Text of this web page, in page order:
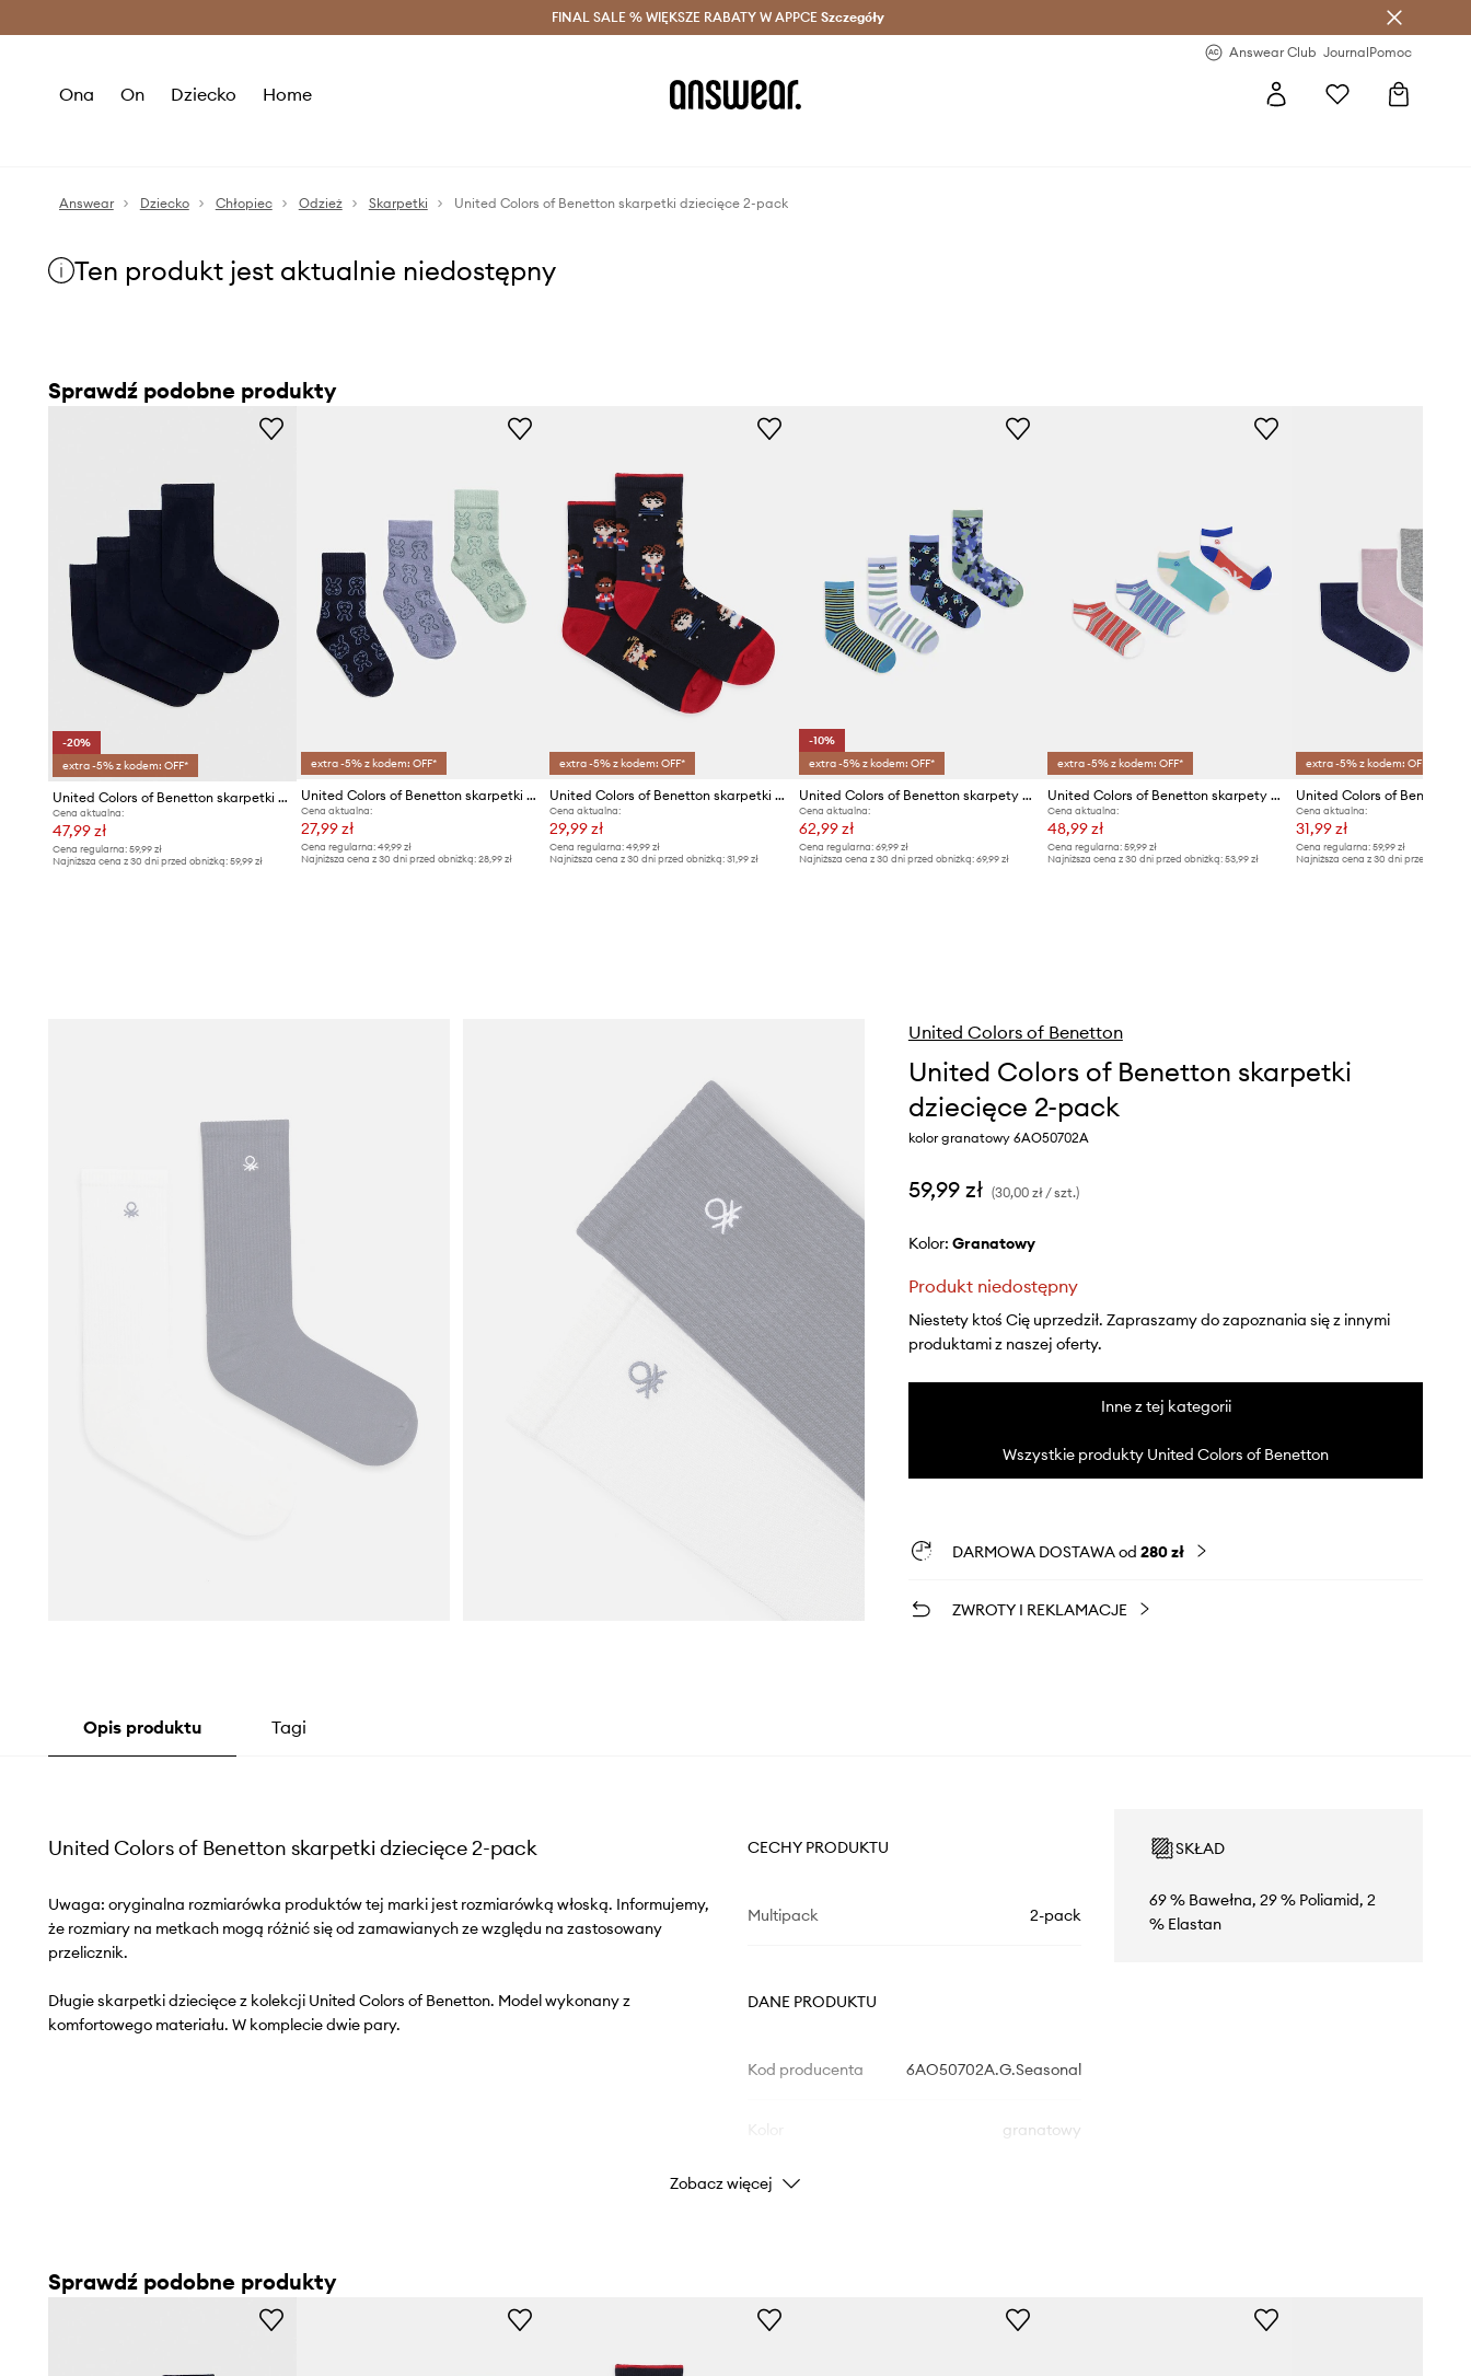
Oszczędzaj z Answear Club > Dostawa nawet w 24h >
FINAL SALE % WIĘKSZE RABATY W APPCE Szczegóły
Answear Club JournalPomoc
Ona On Dziecko Home
Answear Dziecko Chłopiec Odzież Skarpetki United Colors of Benetton skarpetki dziecięce 2-pack
Ten produkt jest aktualnie niedostępny
Sprawdź podobne produkty
-20%
extra -5% z kodem: OFF*
United Colors of Benetton skarpetki dziecięce 4-pack
Cena aktualna:
47,99 zł
Cena regularna: 59,99 zł
Najniższa cena z 30 dni przed obniżką: 59,99 zł
extra -5% z kodem: OFF*
United Colors of Benetton skarpetki niemowlęce 3-pack
Cena aktualna:
27,99 zł
Cena regularna:49,99 zł
Najniższa cena z 30 dni przed obniżką:28,99 zł
extra -5% z kodem: OFF*
United Colors of Benetton skarpetki dziecięce z bawełną
Cena aktualna:
29,99 zł
Cena regularna: 49,99 zł
Najniższa cena z 30 dni przed obniżką: 31,99 zł
-10%
extra -5% z kodem: OFF*
United Colors of Benetton skarpety dziecięce 4-pack
Cena aktualna:
62,99 zł
Cena regularna: 69,99 zł
Najniższa cena z 30 dni przed obniżką: 69,99 zł
extra -5% z kodem: OFF*
United Colors of Benetton skarpety dziecięce 4-pack
Cena aktualna:
48,99 zł
Cena regularna:59,99 zł
Najniższa cena z 30 dni przed obniżką:53,99 zł
extra -5% z kodem: OFF*
Cena aktualna:
31,99 zł
Cena regularna: 59,99 zł
Najniższa cena z 30 dni przed obniżką:
United Colors of Benetton
United Colors of Benetton skarpetki
dziecięce 2-pack
kolor granatowy 6AO50702A
59,99 zł (30,00 zł / szt.)
Kolor: granatowy
Produkt niedostępny
Niestety ktoś Cię uprzedził. Zapraszamy do zapoznania się z innymi
produktami z naszej oferty.
Inne z tej kategorii
Wszystkie produkty United Colors of Benetton
DARMOWA DOSTAWA od 280 zł
ZWROTY I REKLAMACJE
Opis produktu Tagi
United Colors of Benetton skarpetki dziecięce 2-pack
Uwaga: oryginalna rozmiarówka produktów tej marki jest rozmiarówką włoską. Informujemy,
że rozmiary na metkach mogą różnić się od zamawianych ze względu na zastosowany
przelicznik.
Długie skarpetki dziecięce z kolekcji United Colors of Benetton. Model wykonany z
komfortowego materiału. W komplecie dwie pary.
CECHY PRODUKTU
Multipack 2-pack
DANE PRODUKTU
Kod producenta 6AO50702A.G.Seasonal
granatowy
Marka
ID Produktu
SKŁAD
69 % Bawełna, 29 % Poliamid, 2
% Elastan
Zobacz więcej
Sprawdź podobne produkty